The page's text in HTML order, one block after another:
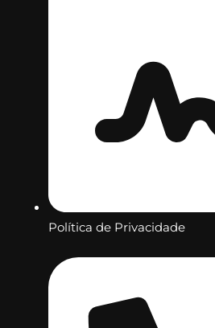
Política de Privacidade